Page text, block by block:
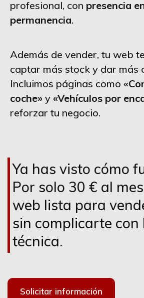
profesional, con presencia
permanencia.
Además de vender, tu web
captar más stock y dar más
Incluimos páginas como
coche» y «Vehículos por
reforzar tu negocio.
Ya has visto cómo
Por solo 30 € al
web lista para
sin complicarte con
técnica.
Solicitar información